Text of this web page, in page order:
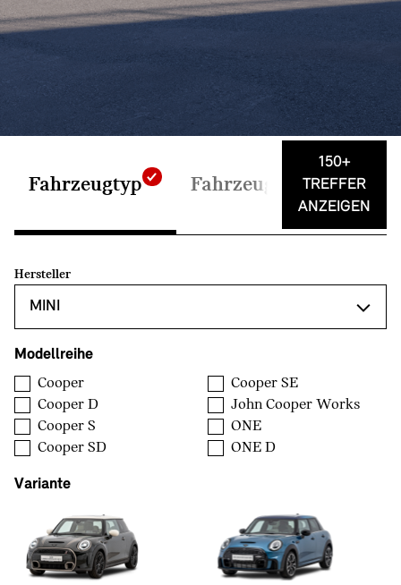
Fahrzeugtyp Fahrzeugdaten
150+
TREFFER
ANZEIGEN
Hersteller
Modellreihe
Cooper
Cooper D
Cooper S
Cooper SD
Cooper SE
John Cooper Works
ONE
ONE D
Variante